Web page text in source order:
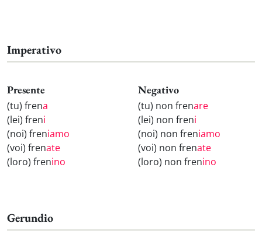
Imperativo
Presente
(tu) frena
(lei) freni
(noi) freniamo
(voi) frenate
(loro) frenino
Negativo
(tu) non frenare
(lei) non freni
(noi) non freniamo
(voi) non frenate
(loro) non frenino
Gerundio